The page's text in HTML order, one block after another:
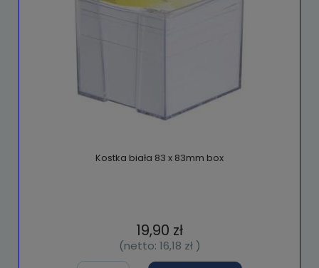
Kostka biała 83 x 83mm box
19,90 zł
(netto: 16,18 zł)